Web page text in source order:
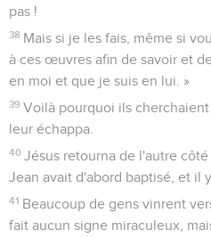
pas !
38 Mais si je les fais, même si
à ces œuvres afin de savoir et
en moi et que je suis en lui. »
39 Voilà pourquoi ils
leur échappa.
40 Jésus retourna de l'autre
Jean avait d'abord baptisé, et il y
41 Beaucoup de gens vinrent
fait aucun signe miraculeux,